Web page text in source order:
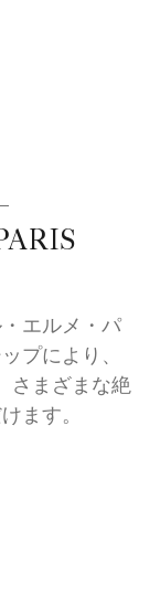
エルメ・パ
プにより、
さまざまな絶
ます。